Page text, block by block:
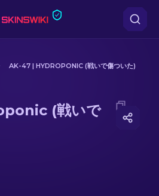
AK-47 | HYDROPONIC (戦いで傷ついた)
(戦いで傷ついた)
(戦いで